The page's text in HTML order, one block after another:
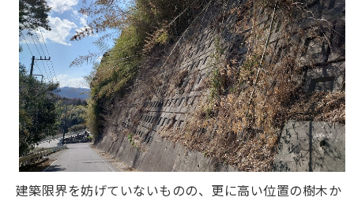
建築限界を妨げていないものの、更に高い位置の樹木か